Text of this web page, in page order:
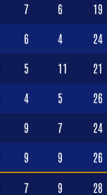
7 6 19
6 4 24
5 11 21
4 5 26
9 7 24
9 9 26
7 9 28